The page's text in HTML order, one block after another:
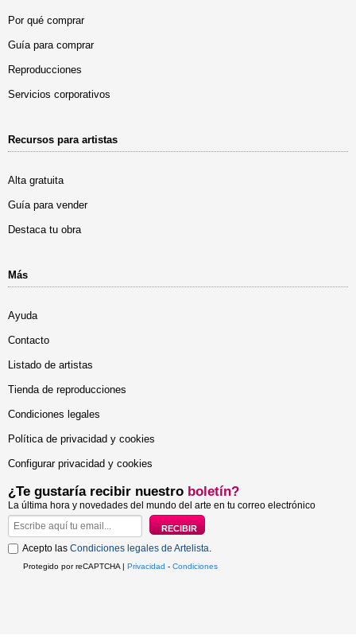
Por qué comprar
Guía para comprar
Reproducciones
Servicios corporativos
Recursos para artistas
Alta gratuita
Guía para vender
Destaca tu obra
Más
Ayuda
Contacto
Listado de artistas
Tienda de reproducciones
Condiciones legales
Política de privacidad y cookies
Configurar privacidad y cookies
¿Te gustaría recibir nuestro boletín?
La última hora y novedades del mundo del arte en tu correo electrónico
Acepto las Condiciones legales de Artelista
Protegido por reCAPTCHA | Privacidad - Condiciones